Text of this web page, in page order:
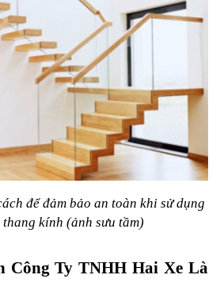
để đảm bảo an toàn khi sử dụng
thang kính (ảnh sưu tầm)
Công Ty TNHH Hai Xe Là